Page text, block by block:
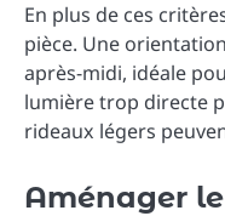
En plus de ces
pièce. Une
après-midi, idéale
lumière trop directe
rideaux légers
Aménager